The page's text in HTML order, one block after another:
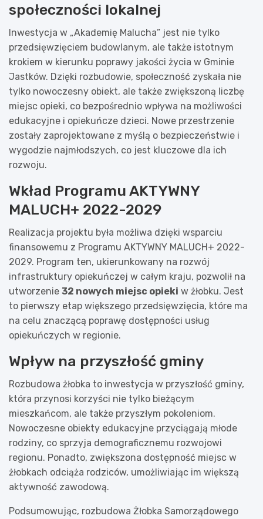
społeczności lokalnej
Inwestycja w „Akademię Malucha” jest nie tylko
przedsięwzięciem budowlanym, ale także istotnym
krokiem w kierunku poprawy jakości życia w Gminie
Jastków. Dzięki rozbudowie, społeczność zyskała nie
tylko nowoczesny obiekt, ale także zwiększoną liczbę
miejsc opieki, co bezpośrednio wpływa na możliwości
edukacyjne i opiekuńcze dzieci. Nowe przestrzenie
zostały zaprojektowane z myślą o bezpieczeństwie i
wygodzie najmłodszych, co jest kluczowe dla ich
rozwoju.
Wkład Programu AKTYWNY
MALUCH+ 2022-2029
Realizacja projektu była możliwa dzięki wsparciu
finansowemu z Programu AKTYWNY MALUCH+ 2022-
2029. Program ten, ukierunkowany na rozwój
infrastruktury opiekuńczej w całym kraju, pozwolił na
utworzenie 32 nowych miejsc opieki w żłobku. Jest
to pierwszy etap większego przedsięwzięcia, które ma
na celu znaczącą poprawę dostępności usług
opiekuńczych w regionie.
Wpływ na przyszłość gminy
Rozbudowa żłobka to inwestycja w przyszłość gminy,
która przynosi korzyści nie tylko bieżącym
mieszkańcom, ale także przyszłym pokoleniom.
Nowoczesne obiekty edukacyjne przyciągają młode
rodziny, co sprzyja demograficznemu rozwojowi
regionu. Ponadto, zwiększona dostępność miejsc w
żłobkach odciąża rodziców, umożliwiając im większą
aktywność zawodową.
Podsumowując, rozbudowa Żłobka Samorządowego